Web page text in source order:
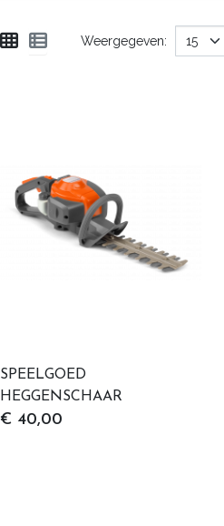
Weergegeven:
SPEELGOED
HEGGENSCHAAR
€ 40,00